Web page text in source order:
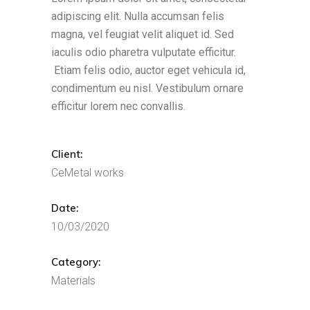
adipiscing elit. Nulla accumsan felis
magna, vel feugiat velit aliquet id. Sed
iaculis odio pharetra vulputate efficitur.
Etiam felis odio, auctor eget vehicula id,
condimentum eu nisl. Vestibulum ornare
efficitur lorem nec convallis.
Client:
CeMetal works
Date:
10/03/2020
Category:
Materials